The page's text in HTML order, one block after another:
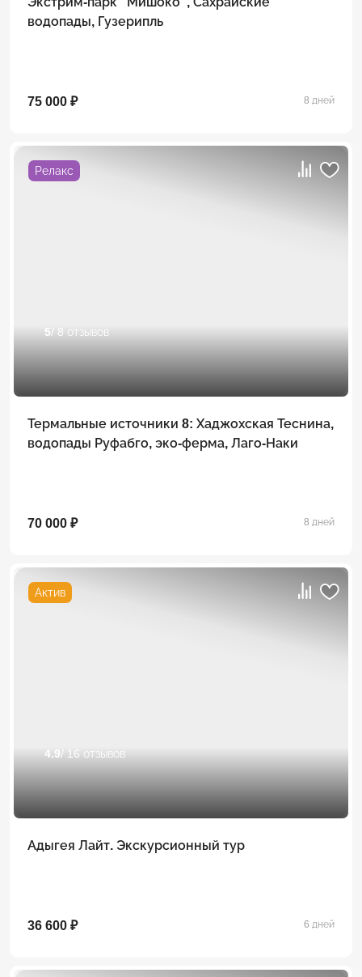
водопады, Гузерипль
75 000 ₽ 8 дней
Релакс
5/ 8 отзывов
Термальные источники 8: Хаджохская Теснина,
водопады Руфабго, эко-ферма, Лаго-Наки
70 000 ₽ 8 дней
Актив
4.9/ 16 отзывов
Адыгея Лайт. Экскурсионный тур
36 600 ₽ 6 дней